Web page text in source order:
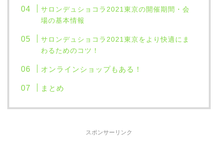
サロンデュショコラ 2021東京の開催期間・会
場の基本情報
サロンデュショコラ 2021東京をより快適にま
わるためのコツ！
オンラインショップもある！
まとめ
スポンサーリンク